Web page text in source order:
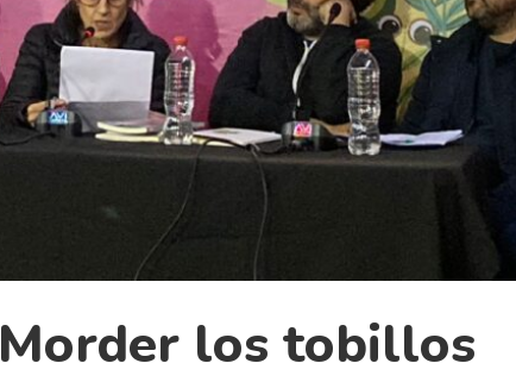
Morder los tobillos